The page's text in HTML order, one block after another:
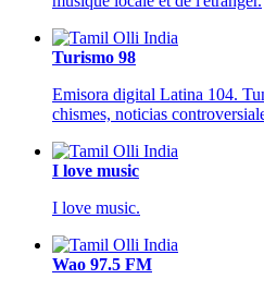
Turismo 98
Emisora digital Latina 104.
chismes, noticias
I love music
I love music.
Wao 97.5 FM